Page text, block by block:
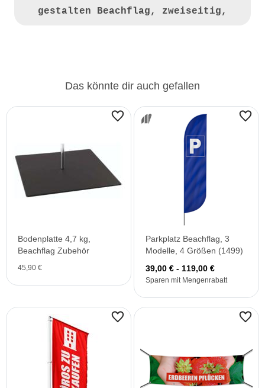
gestalten Beachflag, zweiseitig,
Das könnte dir auch gefallen
Bodenplatte 4,7 kg,
Beachflag Zubehör
45,90 €
Parkplatz Beachflag, 3
Modelle, 4 Größen (1499)
39,00 € - 119,00 €
Sparen mit Mengenrabatt